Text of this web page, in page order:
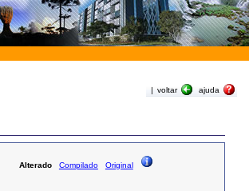
| voltar ajuda
Alterado Compilado Original